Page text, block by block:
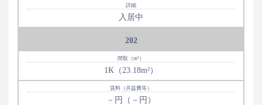
入居中
202
1K（23.18m²）
－円（－円）